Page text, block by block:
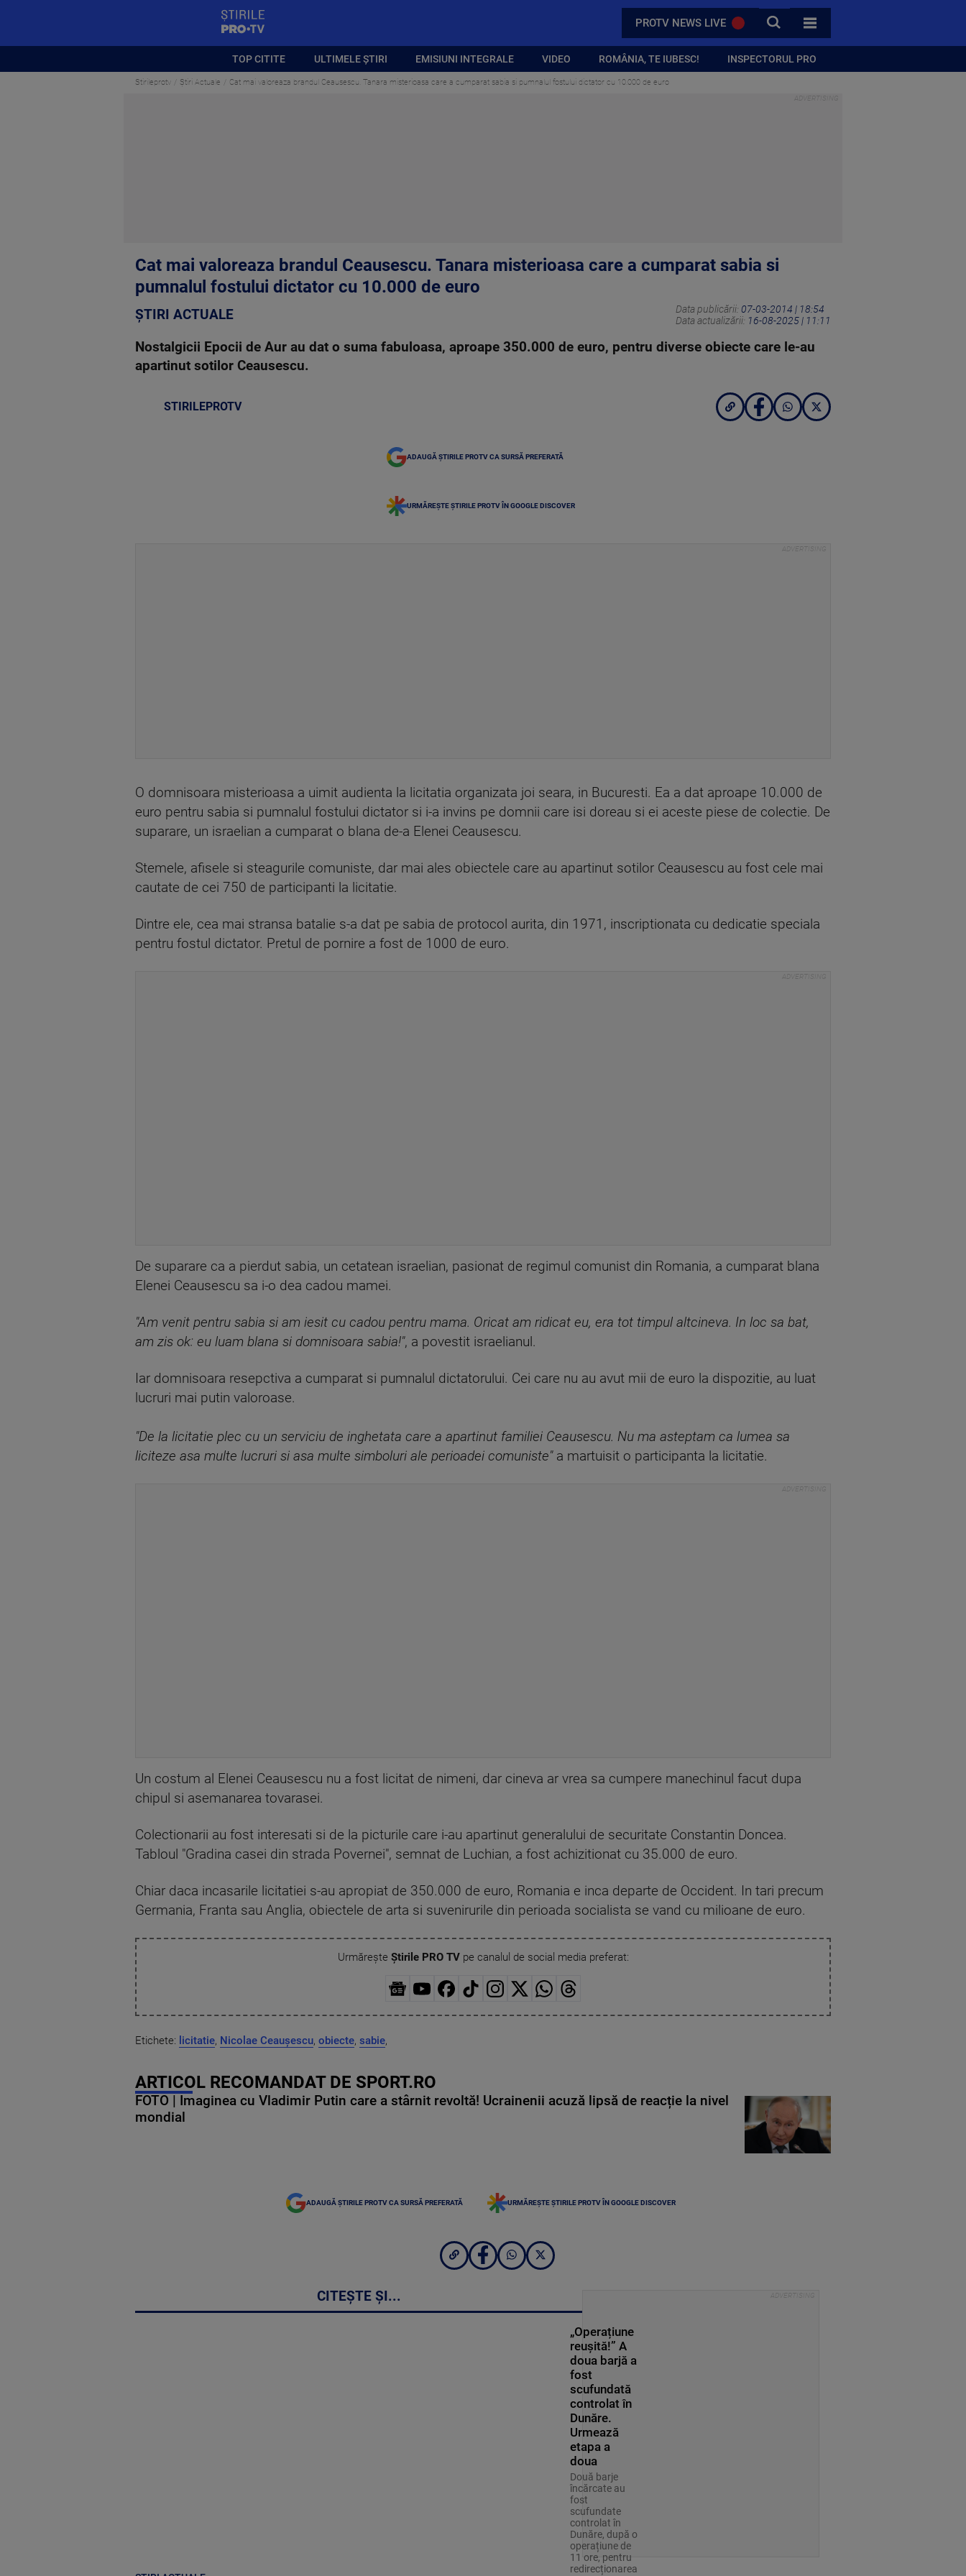
PROTV NEWS LIVE CAUTA
TOATE CATEGORIILE
TOP CITITE ULTIMELE ȘTIRI EMISIUNI INTEGRALE VIDEO ROMÂNIA, TE IUBESC! INSPECTORUL PRO
Stirileprotv Știri Actuale Cat mai valoreaza brandul Ceausescu. Tanara misterioasa care a cumparat sabia si pumnalul fostului dictator cu 10.000 de euro
Cat mai valoreaza brandul Ceausescu. Tanara misterioasa care a cumparat sabia si
pumnalul fostului dictator cu 10.000 de euro
ȘTIRI ACTUALE Data publicării: 07-03-2014 | 18:54
Data actualizării: 16-08-2025 | 11:11
Nostalgicii Epocii de Aur au dat o suma fabuloasa, aproape 350.000 de euro, pentru diverse obiecte care le-au
apartinut sotilor Ceausescu.
STIRILEPROTV
ADAUGĂ ȘTIRILE PROTV CA SURSĂ PREFERATĂ
URMĂREȘTE ȘTIRILE PROTV ÎN GOOGLE DISCOVER
O domnisoara misterioasa a uimit audienta la licitatia organizata joi seara, in Bucuresti. Ea a dat aproape 10.000 de
euro pentru sabia si pumnalul fostului dictator si i-a invins pe domnii care isi doreau si ei aceste piese de colectie. De
suparare, un israelian a cumparat o blana de-a Elenei Ceausescu.
Stemele, afisele si steagurile comuniste, dar mai ales obiectele care au apartinut sotilor Ceausescu au fost cele mai
cautate de cei 750 de participanti la licitatie.
Dintre ele, cea mai stransa batalie s-a dat pe sabia de protocol aurita, din 1971, inscriptionata cu dedicatie speciala
pentru fostul dictator. Pretul de pornire a fost de 1000 de euro.
De suparare ca a pierdut sabia, un cetatean israelian, pasionat de regimul comunist din Romania, a cumparat blana
Elenei Ceausescu sa i-o dea cadou mamei.
"Am venit pentru sabia si am iesit cu cadou pentru mama. Oricat am ridicat eu, era tot timpul altcineva. In loc sa bat,
am zis ok: eu luam blana si domnisoara sabia!", a povestit israelianul.
Iar domnisoara resepctiva a cumparat si pumnalul dictatorului. Cei care nu au avut mii de euro la dispozitie, au luat
lucruri mai putin valoroase.
"De la licitatie plec cu un serviciu de inghetata care a apartinut familiei Ceausescu. Nu ma asteptam ca lumea sa
liciteze asa multe lucruri si asa multe simboluri ale perioadei comuniste" a martuisit o participanta la licitatie.
Un costum al Elenei Ceausescu nu a fost licitat de nimeni, dar cineva ar vrea sa cumpere manechinul facut dupa
chipul si asemanarea tovarasei.
Colectionarii au fost interesati si de la picturile care i-au apartinut generalului de securitate Constantin Doncea.
Tabloul "Gradina casei din strada Povernei", semnat de Luchian, a fost achizitionat cu 35.000 de euro.
Chiar daca incasarile licitatiei s-au apropiat de 350.000 de euro, Romania e inca departe de Occident. In tari precum
Germania, Franta sau Anglia, obiectele de arta si suvenirurile din perioada socialista se vand cu milioane de euro.
Urmărește Știrile PRO TVpe canalul de social media preferat:
Etichete: licitatie, Nicolae Ceaușescu, obiecte, sabie,
ARTICOL RECOMANDAT DE SPORT.RO
FOTO | Imaginea cu Vladimir Putin care a stârnit revoltă! Ucrainenii acuză lipsă de reacție la nivel
mondial
ADAUGĂ ȘTIRILE PROTV CA SURSĂ PREFERATĂ URMĂREȘTE ȘTIRILE PROTV ÎN GOOGLE DISCOVER
CITEȘTE ȘI...
„Operațiune
reușită!” A
doua barjă a
fost
scufundată
controlat în
Dunăre.
Urmează
etapa a
doua
Două barje
încărcate au
fost
scufundate
controlat în
Dunăre, după o
operațiune de
11 ore, pentru
redirecționarea